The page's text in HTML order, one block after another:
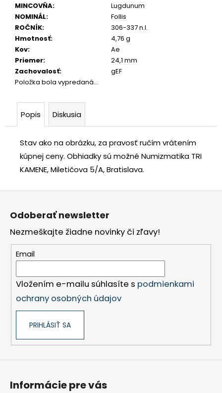
MINCOVŇA:
Lugdunum
NOMINÁL:
Follis
ROČNÍK:
306-337 n.l.
Hmotnosť:
4,76 g
Kov:
Ae
Priemer:
24,1 mm
Zachovalosť:
gEF
Položka bola vypredaná…
Popis Diskusia
Stav ako na obrázku, za pravosť ručím vrátením
kúpnej ceny. Obhiadky sú možné Numizmatika TRI
KAMENE, Miletičova 5/A, Bratislava.
SLOVENSKO
20
EURO
2002
SÉRIA
€70
Z
Odoberať newsletter
Nezmeškajte žiadne novinky či zľavy!
Email
Vložením e-mailu súhlasíte s podmienkami
ochrany osobných údajov
PRIHLÁSIŤ SA
Informácie pre vás